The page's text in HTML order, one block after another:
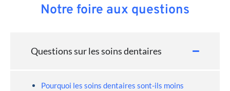
Notre foire aux questions
Questions sur les soins dentaires
Pourquoi les soins dentaires sont-ils moins